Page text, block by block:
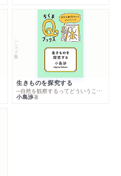
シリーズ・全集
生きものを探究する
─自然を観察するってどういうこと？
小島渉著